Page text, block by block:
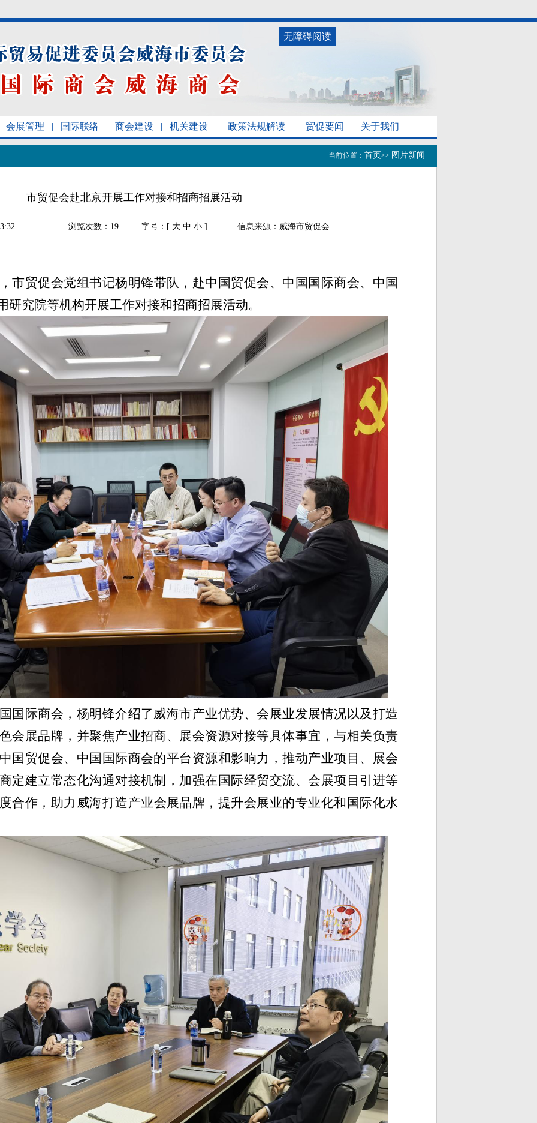
会展管理 | 国际联络 | 商会建设 | 机关建设 | 政策法规解读 | 贸促要闻 | 关于我们
无障碍阅读
当前位置： 首页>> 图片新闻
市贸促会赴北京开展工作对接和招商招展活动
浏览次数： 19 字号：[ 大 中 小 ] 信息来源： 威海市贸促会
市贸促会党组书记杨明锋带队 ，赴中国贸促会、中国国际商会、中国
研究院等机构开展工作对接和招商招展活动。
国际商会，杨明锋介绍了威海市产业优势、会展业发展情况以及打造
会展品牌， 并聚焦产业招商、展会资源对接等具体事宜，与相关负责
国贸促会、中国国际商会的平台资源和影响力，推动产业项目、
展会
定建立常态化沟通对接机制，加强在国际经贸交流、会展项目引进等
合作， 助力威海打造产业会展品牌，提升会展业的专业化和国际化水